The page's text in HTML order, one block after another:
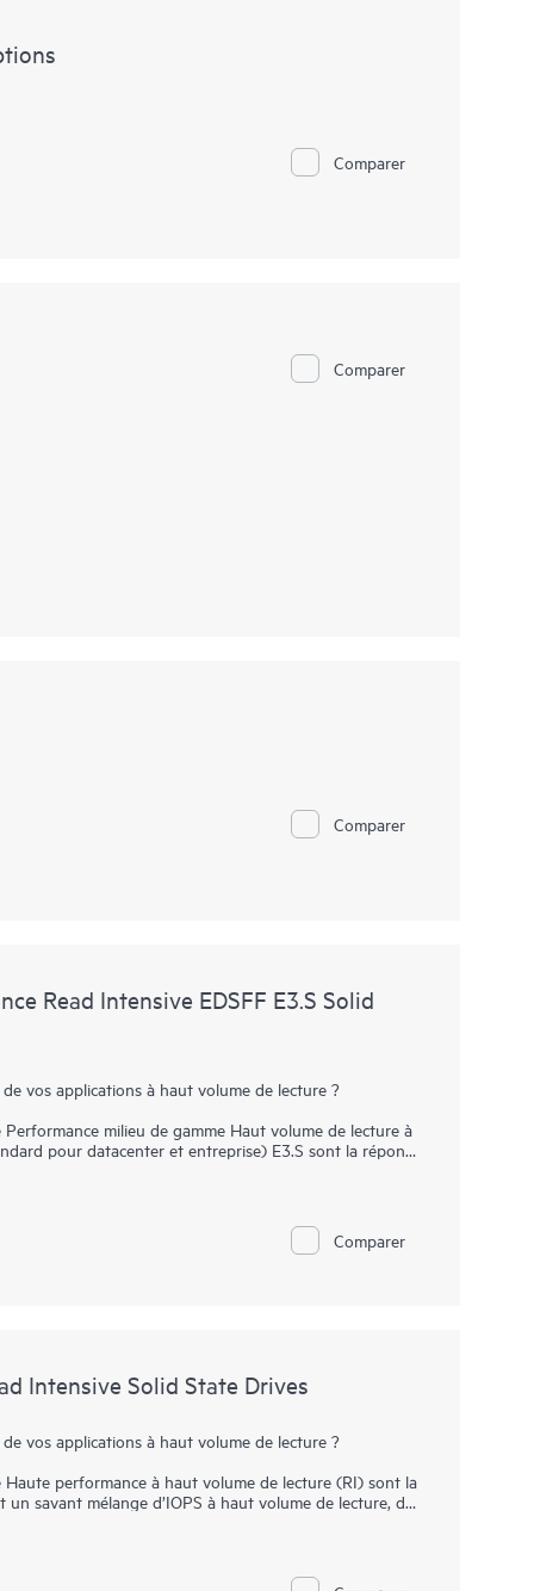
Comparer
Comparer
Comparer
Read Intensive EDSFF E3.S Solid
vos applications à haut volume de lecture ?
milieu de gamme Haut volume de lecture à
pour datacenter et entreprise) E3.S sont la réponse
Les baies SSD NVMe communiquent
Comparer
Intensive Solid State Drives
vos applications à haut volume de lecture ?
Haute performance à haut volume de lecture (RI) sont la
savant mélange d’IOPS à haut volume de lecture, de
le débit d’I/O et réduire la latence.
haut volume de lecture assurent des transferts de